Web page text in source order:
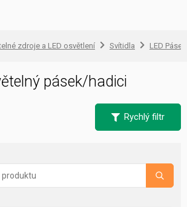
zdroje a LED osvětlení Svítidla LED
pásek/hadici
Rychlý filtr